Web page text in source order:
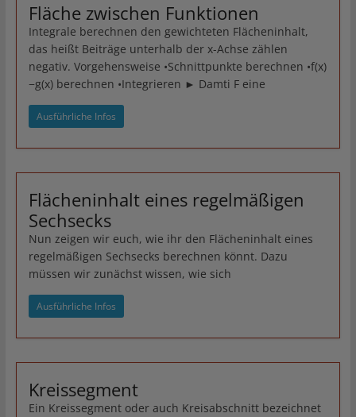
Fläche zwischen Funktionen
Integrale berechnen den gewichteten Flächeninhalt,
das heißt Beiträge unterhalb der x-Achse zählen
negativ. Vorgehensweise •Schnittpunkte berechnen •f(x)
−g(x) berechnen •Integrieren ► Damti F eine
Ausführliche Infos
Flächeninhalt eines regelmäßigen
Sechsecks
Nun zeigen wir euch, wie ihr den Flächeninhalt eines
regelmäßigen Sechsecks berechnen könnt. Dazu
müssen wir zunächst wissen, wie sich
Ausführliche Infos
Kreissegment
Ein Kreissegment oder auch Kreisabschnitt bezeichnet